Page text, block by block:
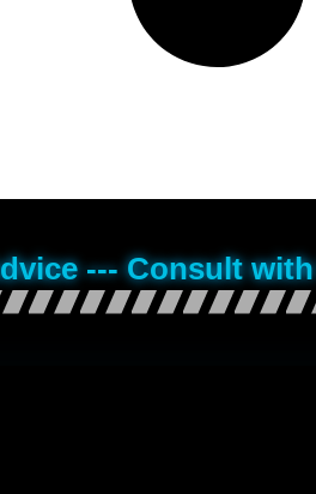
--- Consult